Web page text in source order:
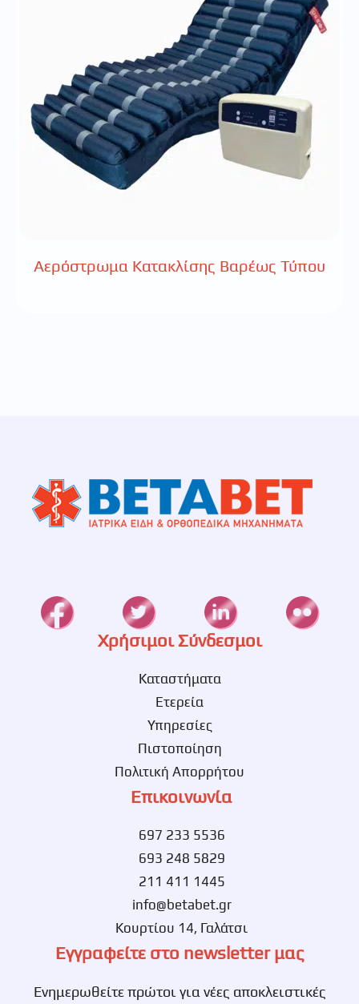
Αερόστρωμα Κατακλίσης Βαρέως Τύπου
Χρήσιμοι Σύνδεσμοι
Καταστήματα
Ετερεία
Υπηρεσίες
Πιστοποίηση
Πολιτική Απορρήτου
Επικοινωνία
697 233 5536
693 248 5829
211 411 1445
info@betabet.gr
Κουρτίου 14, Γαλάτσι
Εγγραφείτε στο newsletter μας
Ενημερωθείτε πρώτοι για νέες αποκλειστικές